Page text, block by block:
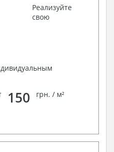
Реализуйте
свою
150 грн. / м²